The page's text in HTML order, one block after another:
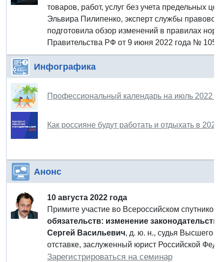
товаров, работ, услуг без учета предельных
Эльвира Пилипенко, эксперт службы
подготовила обзор изменений в правилах
Правительства РФ от 9 июня 2022 года №
Инфографика
Профессиональный календарь на июль 2022
Как россияне будут работать и отдыхать в
Анонс
10 августа 2022 года
Примите участие во Всероссийском
обязательств: изменение
Сергей Васильевич, д. ю. н., судья Высшего
отставке, заслуженный юрист Российской
Зарегистрироваться на семинар